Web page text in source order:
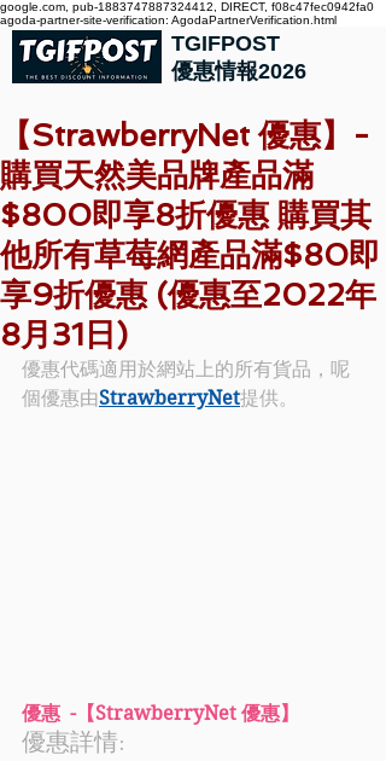
google.com, pub-1883747887324412, DIRECT, f08c47fec0942fa0
agoda-partner-site-verification: AgodaPartnerVerification.html
TGIFPOST
優惠情報2026
【StrawberryNet 優惠】-
購買天然美品牌產品滿
$800即享8折優惠 購買其
他所有草莓網產品滿$80即
享9折優惠 (優惠至2022年
8月31日)
優惠代碼適用於網站上的所有貨品，呢
個優惠由StrawberryNet提供。
優惠  -【StrawberryNet 優惠】
優惠詳情: